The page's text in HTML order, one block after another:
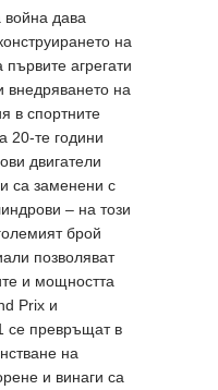
дава
на
агрегати
внедряването на
в спортните
20-те години
двигатели
са заменени с
– на този
брой
позволяват
и мощността
Prix и
се превръщат в
на
и винаги са